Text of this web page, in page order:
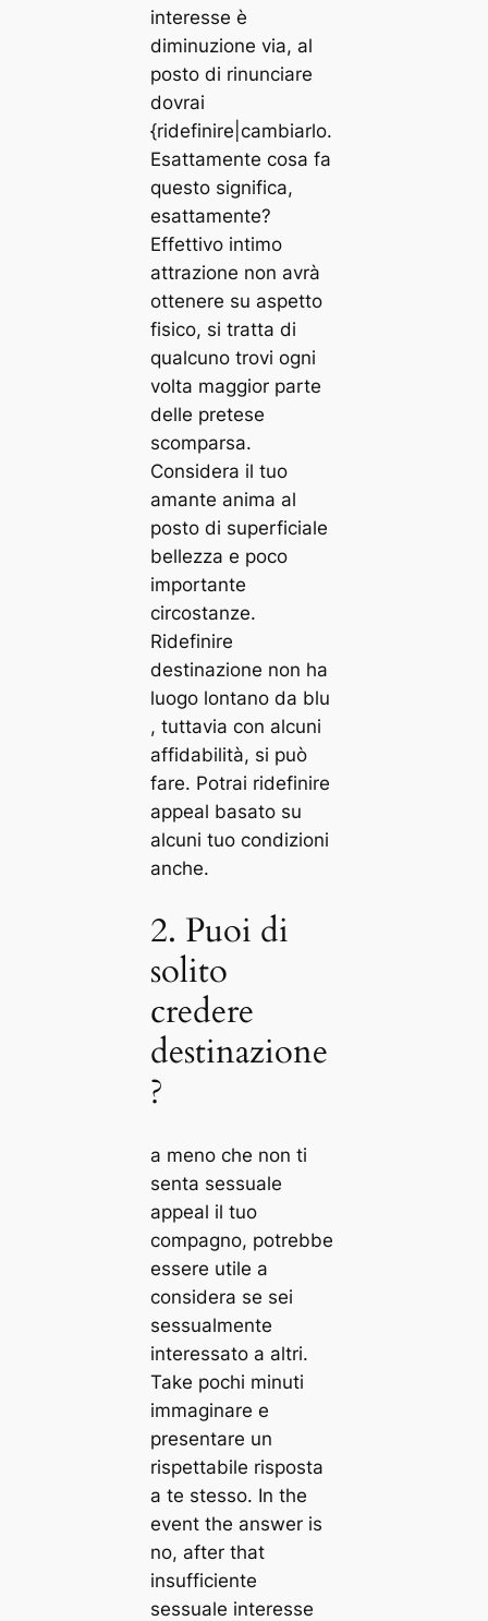
interesse è
diminuzione via, al
posto di rinunciare
dovrai
{ridefinire|cambiarlo.
Esattamente cosa fa
questo significa,
esattamente?
Effettivo intimo
attrazione non avrà
ottenere su aspetto
fisico, si tratta di
qualcuno trovi ogni
volta maggior parte
delle pretese
scomparsa.
Considera il tuo
amante anima al
posto di superficiale
bellezza e poco
importante
circostanze.
Ridefinire
destinazione non ha
luogo lontano da blu
, tuttavia con alcuni
affidabilità, si può
fare. Potrai ridefinire
appeal basato su
alcuni tuo condizioni
anche.
2. Puoi di
solito
credere
destinazione
?
a meno che non ti
senta sessuale
appeal il tuo
compagno, potrebbe
essere utile a
considera se sei
sessualmente
interessato a altri.
Take pochi minuti
immaginare e
presentare un
rispettabile risposta
a te stesso. In the
event the answer is
no, after that
insufficiente
sessuale interesse